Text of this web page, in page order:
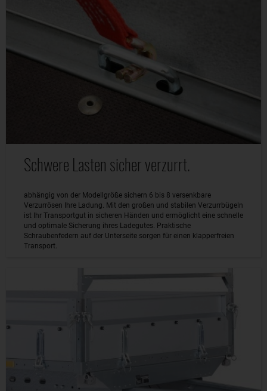
Schwere Lasten sicher verzurrt.
abhängig von der Modellgröße sichern 6 bis 8 versenkbare
Verzurrösen Ihre Ladung. Mit den großen und stabilen Verzurrbügeln
ist Ihr Transportgut in sicheren Händen und ermöglicht eine schnelle
und optimale Sicherung ihres Ladegutes. Praktische
Schraubenfedern auf der Unterseite sorgen für einen klapperfreien
Transport.